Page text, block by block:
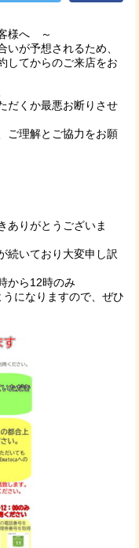
様へ ～
いが予想されるため、
してからのご来店をお
だくか最悪お断りさせ
ご理解とご協力をお願
ありがとうございま
続いており大変申し訳
から12時のみ
になりますので、ぜひ